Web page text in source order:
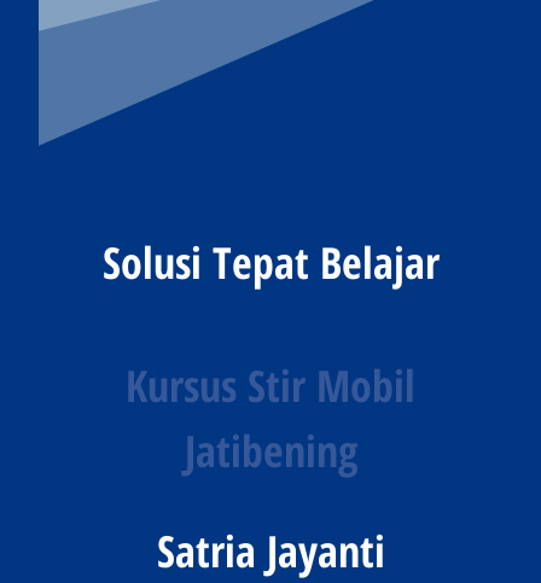
Solusi Tepat Belajar
Kursus Stir Mobil
Jatibening
Satria Jayanti